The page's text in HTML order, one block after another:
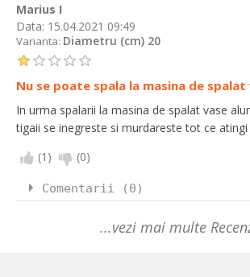
Marius I
Data: 15.04.2021 09:49
Varianta: Diametru (cm) 20
Nu se poate spala la masina de spalat
In urma spalarii la masina de spalat vase
tigaii se inegreste si murdareste tot ce atingi
(1 ) (0)
Comentarii (0)
...vezi mai multe